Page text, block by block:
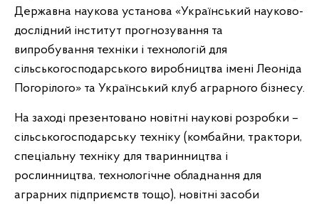
Державна наукова установа «Український науково-
дослідний інститут прогнозування та
випробування техніки і технологій для
сільськогосподарського виробництва імені Леоніда
Погорілого» та Український клуб аграрного бізнесу.
На заході презентовано новітні наукові розробки –
сільськогосподарську техніку (комбайни, трактори,
спеціальну техніку для тваринництва і
рослинництва, технологічне обладнання для
аграрних підприємств тощо), новітні засоби